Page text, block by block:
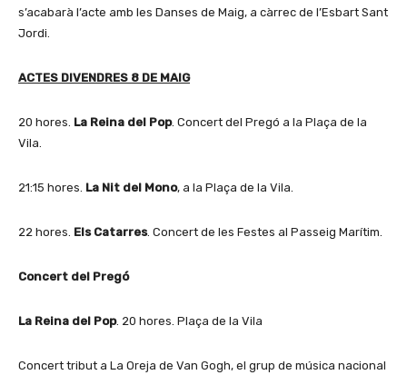
s’acabarà l’acte amb les Danses de Maig, a càrrec de l’Esbart Sant
Jordi.
ACTES DIVENDRES 8 DE MAIG
20 hores. La Reina del Pop. Concert del Pregó a la Plaça de la
Vila.
21:15 hores. La Nit del Mono, a la Plaça de la Vila.
22 hores. Els Catarres. Concert de les Festes al Passeig Marítim.
Concert del Pregó
La Reina del Pop. 20 hores. Plaça de la Vila
Concert tribut a La Oreja de Van Gogh, el grup de música nacional